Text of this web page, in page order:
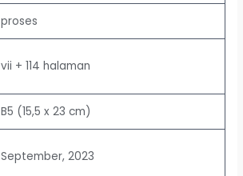
proses
vii + 114 halaman
B5 (15,5 x 23 cm)
September, 2023